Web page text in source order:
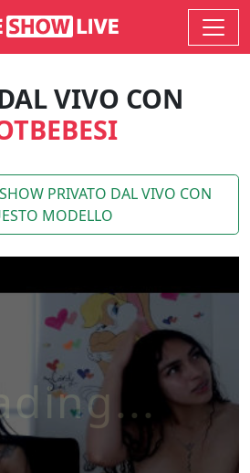
VIVO CON
PRIVATO DAL VIVO CON
MODELLO